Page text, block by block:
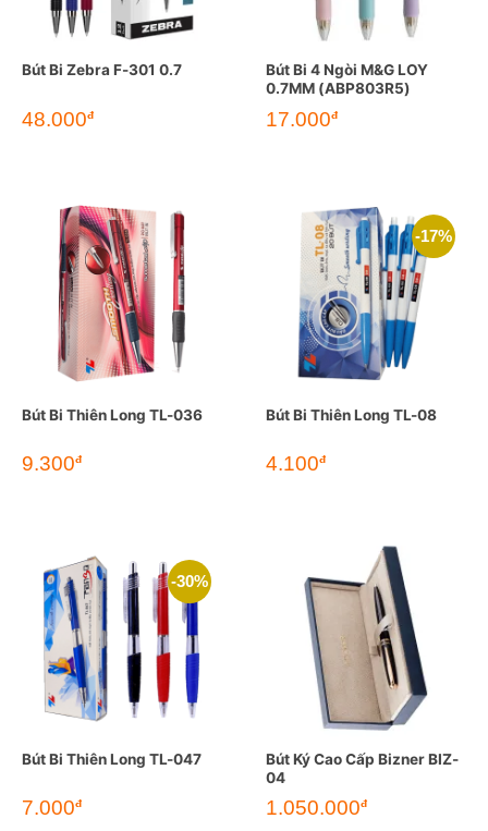
Bút Bi Zebra F-301 0.7
48.000đ
Bút Bi 4 Ngòi M&G LOY
0.7MM (ABP803R5)
17.000đ
Bút Bi Thiên Long TL-036
9.300đ
-17%
Bút Bi Thiên Long TL-08
Giá
gốc
4.100đGiá
-30%
Bút Bi Thiên Long TL-047
Giá
gốc
7.000đGiá
Bút Ký Cao Cấp Bizner BIZ-
04
1.050.000đ